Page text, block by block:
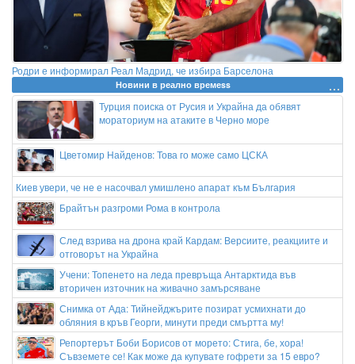
Родри е информирал Реал Мадрид, че избира Барселона
Новини в реално времеss
Турция поиска от Русия и Украйна да обявят
мораториум на атаките в Черно море
Цветомир Найденов: Това го може само ЦСКА
Киев увери, че не е насочвал умишлено апарат към България
Брайтън разгроми Рома в контрола
След взрива на дрона край Кардам: Версиите, реакциите и
отговорът на Украйна
Учени: Топенето на леда превръща Антарктида във
вторичен източник на живачно замърсяване
Снимка от Ада: Тийнейджърите позират усмихнати до
обляния в кръв Георги, минути преди смъртта му!
Репортерът Боби Борисов от морето: Стига, бе, хора!
Съвземете се! Как може да купувате гофрети за 15 евро?